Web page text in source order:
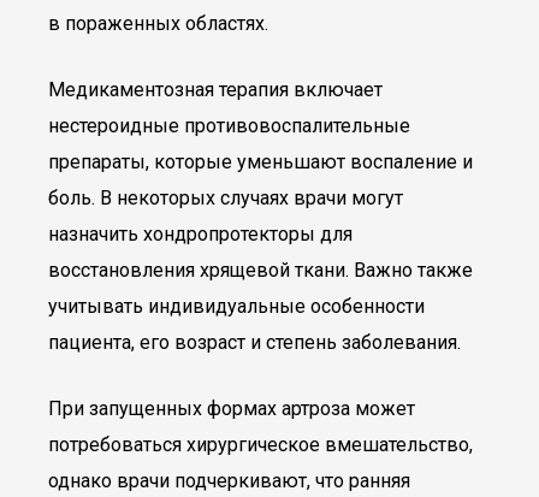
в пораженных областях.
Медикаментозная терапия включает
нестероидные противовоспалительные
препараты, которые уменьшают воспаление и
боль. В некоторых случаях врачи могут
назначить хондропротекторы для
восстановления хрящевой ткани. Важно также
учитывать индивидуальные особенности
пациента, его возраст и степень заболевания.
При запущенных формах артроза может
потребоваться хирургическое вмешательство,
однако врачи подчеркивают, что ранняя